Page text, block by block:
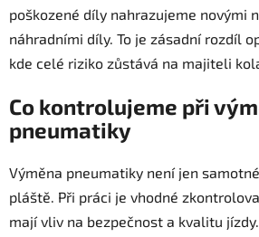
poškozené díly nahrazujeme novými
náhradními díly. To je zásadní rozdíl
kde celé riziko zůstává na majiteli
Co kontrolujeme při
pneumatiky
Výměna pneumatiky není jen
pláště. Při práci je vhodné
mají vliv na bezpečnost a kvalitu jízdy.